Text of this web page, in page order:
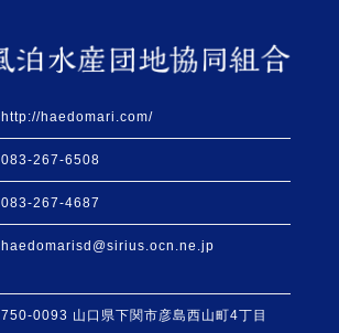
http://haedomari.com/
083-267-6508
083-267-4687
haedomarisd@sirius.ocn.ne.jp
750-0093 山口県下関市彦島西山町4丁目